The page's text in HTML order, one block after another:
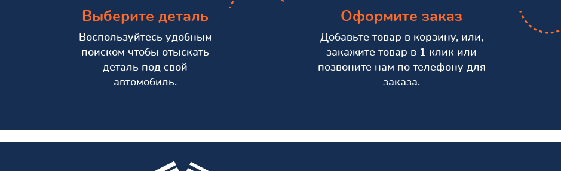
Выберите деталь
Воспользуйтесь удобным
поиском чтобы отыскать
деталь под свой
автомобиль.
Оформите заказ
Добавьте товар в корзину, или,
закажите товар в 1 клик или
позвоните нам по телефону для
заказа.